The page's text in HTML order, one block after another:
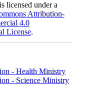
licensed under a
Attribution-
4.0
License.
- Health Ministry
- Science Ministry